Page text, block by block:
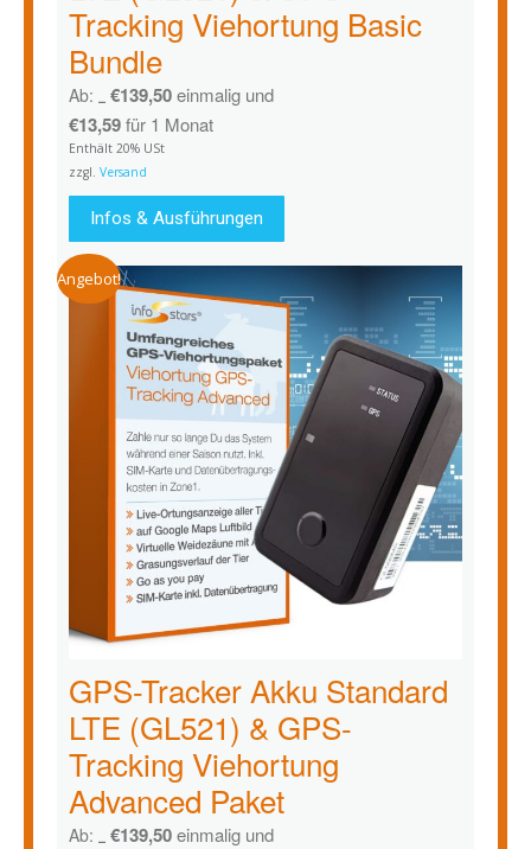
Tracking Viehortung Basic
Bundle
Ab: €139,50einmalig und
€13,59für 1 Monat
Enthält 20% USt
zzgl. Versand
Infos & Ausführungen
Angebot!
GPS-Tracker Akku Standard
LTE (GL521) & GPS-
Tracking Viehortung
Advanced Paket
Ab: €139,50einmalig und